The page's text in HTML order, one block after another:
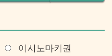
이시노마키권